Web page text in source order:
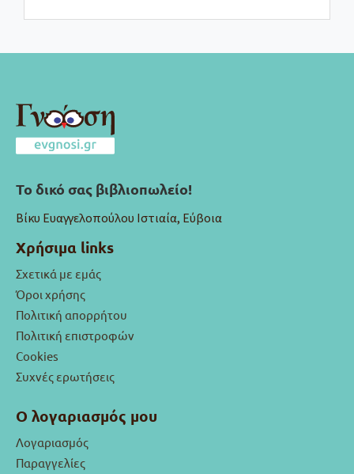
Το δικό σας βιβλιοπωλείο!
Βίκυ Ευαγγελοπούλου Ιστιαία, Εύβοια
Χρήσιμα links
Σχετικά με εμάς
Όροι χρήσης
Πολιτική απορρήτου
Πολιτική επιστροφών
Cookies
Συχνές ερωτήσεις
Ο λογαριασμός μου
Λογαριασμός
Παραγγελίες